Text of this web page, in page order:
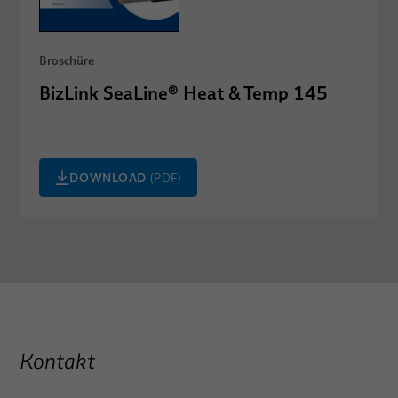
Broschüre
BizLink SeaLine® Heat & Temp 145
DOWNLOAD (PDF)
Kontakt